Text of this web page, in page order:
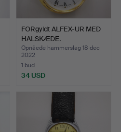
FORgyldt ALFEX-UR MED
HALSKÆDE.
Opnåede hammerslag 18 dec
2022
1 bud
34 USD